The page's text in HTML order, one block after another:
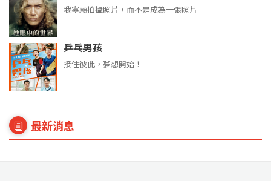
我寧願拍攝照片，而不是成為一張照片
乒乓男孩
接住彼此，夢想開始！
最新消息